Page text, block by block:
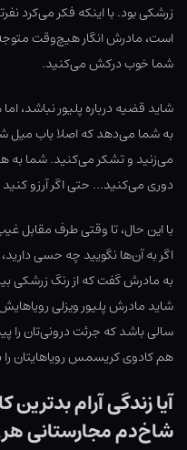
زرشکی بود. با اینکه فکر می‌کرد
است، مادرش انگار هیچ‌وقت
شما خوب درکش می‌کنید.
شاید قضیه درباره پلیور نباشد،
به شما می‌دهد که اصلا باب میل
می‌زنید و تشکر می‌کنید. شما به
دوری می‌کنید… حتی اگر آرزو کنید
با این حال، تا وقتی طرف مقابل
اگر به آن‌ها نگویید چه حسی دارید،
به مادرش گفت که از رنگ زرشکی
شاید مادرش پلیور ویزلی
سالی باشد که جرئت درونی‌تان را
هم کادوی کریسمس رویاهایتان را
آیا زندگی آرام
شاخ‌دم مجارستانی